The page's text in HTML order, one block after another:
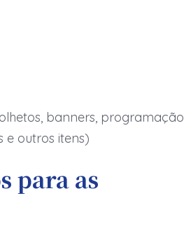
banners, programação
e outros itens)
para as